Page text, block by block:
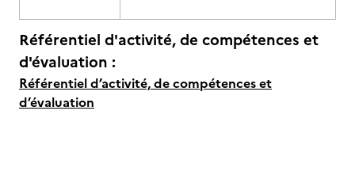
Référentiel d'activité, de compétences et
d'évaluation :
Référentiel d’activité, de compétences et
d’évaluation